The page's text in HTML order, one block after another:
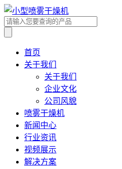
首页
关于我们
关于我们
企业文化
公司风貌
喷雾干燥机
新闻中心
行业资讯
视频展示
解决方案